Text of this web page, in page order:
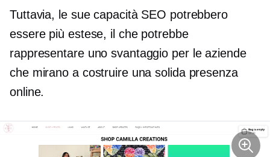
Tuttavia, le sue capacità SEO potrebbero
essere più estese, il che potrebbe
rappresentare uno svantaggio per le aziende
che mirano a costruire una solida presenza
online.